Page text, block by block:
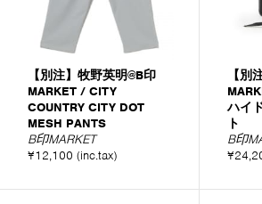
【別注】牧野英明@B印
MARKET / CITY
COUNTRY CITY DOT
MESH PANTS
B印MARKET
¥12,100 (inc.tax)
【別
ハイ
ト
B印